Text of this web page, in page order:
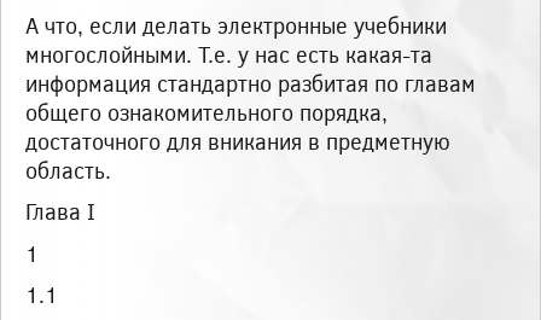
А что, если делать электронные учебники
многослойными. Т.е. у нас есть какая-та
информация стандартно разбитая по главам
общего ознакомительного порядка,
достаточного для вникания в предметную
область.
Глава I
1
1.1